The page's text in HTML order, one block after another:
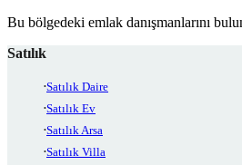
Bu bölgedeki emlak danışmanlarını
Satılık
Satılık Daire
Satılık Ev
Satılık Arsa
Satılık Villa